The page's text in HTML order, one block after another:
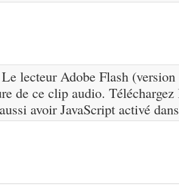
lecteur Adobe Flash (version
de ce clip audio.
avoir JavaScript activé